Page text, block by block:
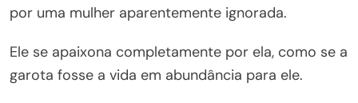
por uma mulher aparentemente ignorada.
Ele se apaixona completamente por ela, como se a
garota fosse a vida em abundância para ele.